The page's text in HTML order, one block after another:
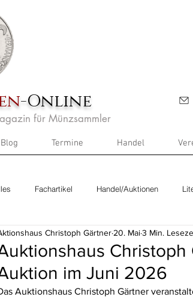
-Online
für Münzsammler
Blog Termine Handel
Fachartikel Handel/Auktionen
Christoph
im Juni 2026
Christoph Gärtner 20. Mai3 Min.
Auktionshaus Christoph Gärtner